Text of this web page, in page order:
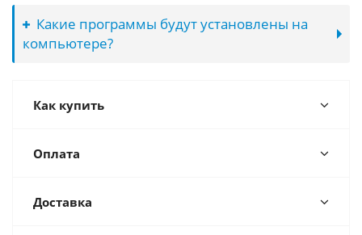
Какие программы будут установлены на
компьютере?
Как купить
Оплата
Доставка